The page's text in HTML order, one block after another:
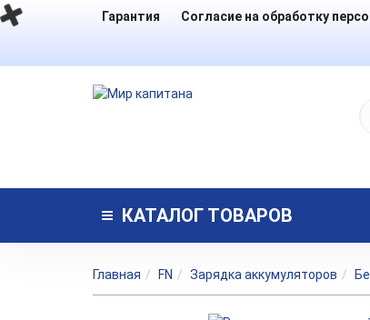
Гарантия Согласие на обработку
КАТАЛОГ ТОВАРОВ
Главная FN Зарядка аккумуляторов